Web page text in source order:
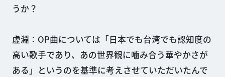
うか？
虚淵：OP曲については「日本でも台湾でも認知度の
高い歌手であり、あの世界観に噛み合う華やかさが
ある」というのを基準に考えさせていただいたんで